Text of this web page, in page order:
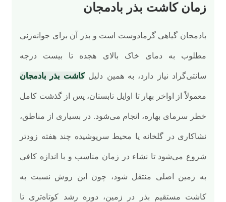
زمان کاشت بذر بادمجان
بادمجان گیاهی گرمادوست است و بذر آن برای جوانه‌زنی
مطلوب به دمای خاک بالای هجده تا بیست درجه
سانتی‌گراد نیاز دارد، به همین دلیلکاشت بذر بادمجان
معمولاً از اواخر بهار تا اوایل تابستان، پس از گذشت کامل
خطر سرمای بهاره، انجام می‌شود. در بسیاری از مناطق،
نشاکاری در گلخانه یا محیط سرپوشیده چند هفته زودتر
شروع می‌شود تا نشاء در زمان مناسب و با اندازه کافی
به زمین اصلی منتقل شود، چون این روش نسبت به
کاشت مستقیم بذر در زمین، دوره رشد کوتاه‌تری تا